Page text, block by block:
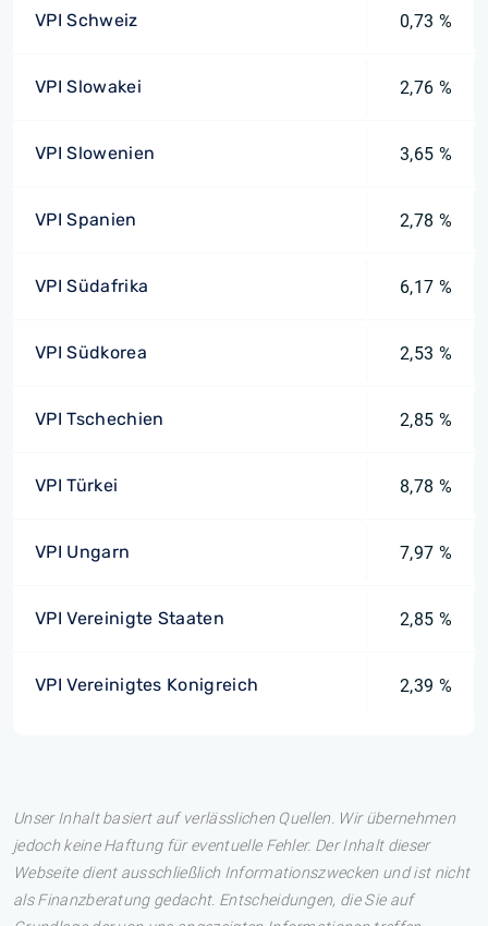
VPI Schweiz 0,73 %
VPI Slowakei 2,76 %
VPI Slowenien 3,65 %
VPI Spanien 2,78 %
VPI Südafrika 6,17 %
VPI Südkorea 2,53 %
VPI Tschechien 2,85 %
VPI Türkei 8,78 %
VPI Ungarn 7,97 %
VPI Vereinigte Staaten 2,85 %
VPI Vereinigtes Konigreich 2,39 %
Unser Inhalt basiert auf verlässlichen Quellen. Wir übernehmen
jedoch keine Haftung für eventuelle Fehler. Der Inhalt dieser
Webseite dient ausschließlich Informationszwecken und ist nicht
als Finanzberatung gedacht. Entscheidungen, die Sie auf